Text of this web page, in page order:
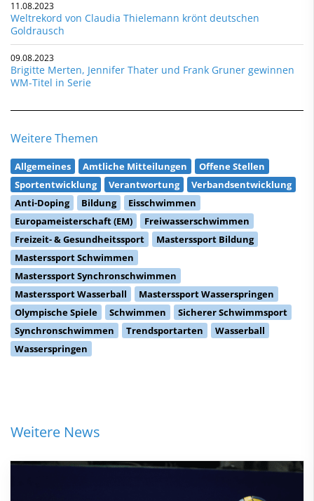
11.08.2023
Weltrekord von Claudia Thielemann krönt deutschen
Goldrausch
09.08.2023
Brigitte Merten, Jennifer Thater und Frank Gruner gewinnen
WM-Titel in Serie
Weitere Themen
Allgemeines Amtliche Mitteilungen
Offene Stellen
Sportentwicklung
Verantwortung
Verbandsentwicklung
Anti-Doping
Bildung
Eisschwimmen
Europameisterschaft (EM)
Freiwasserschwimmen
Freizeit- & Gesundheitssport
Masterssport Bildung
Masterssport Schwimmen
Masterssport Synchronschwimmen
Masterssport Wasserball
Masterssport Wasserspringen
Olympische Spiele
Schwimmen
Sicherer Schwimmsport
Synchronschwimmen
Trendsportarten
Wasserball
Wasserspringen
Weitere News